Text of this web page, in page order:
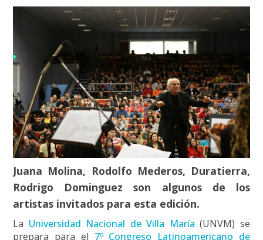
Juana Molina, Rodolfo Mederos, Duratierra,
Rodrigo Dominguez son algunos de los
artistas invitados para esta edición.
La Universidad Nacional de Villa María (UNVM) se
prepara para el 7º Congreso Latinoamericano de